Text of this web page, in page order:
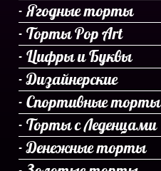
Ягодные торты
Торты Pop Art
Цифры и Буквы
Дизайнерские
Спортивные торты
Торты с Леденцами
Денежные торты